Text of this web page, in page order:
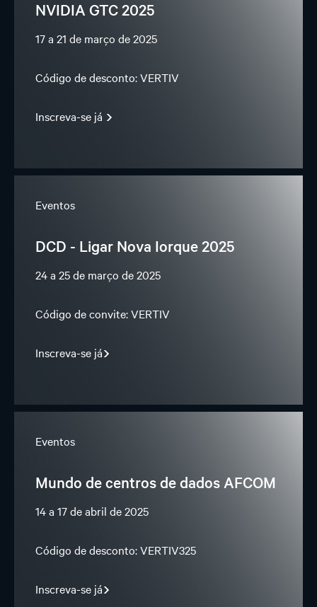
NVIDIA GTC 2025
17 a 21 de março de 2025
Código de desconto: VERTIV
Inscreva-se já
Eventos
DCD - Ligar Nova Iorque 2025
24 a 25 de março de 2025
Código de convite: VERTIV
Inscreva-se já
Eventos
Mundo de centros de dados AFCOM
14 a 17 de abril de 2025
Código de desconto: VERTIV325
Inscreva-se já